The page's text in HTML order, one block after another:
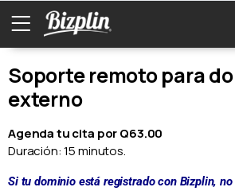
Soporte remoto para
externo
Agenda tu cita por Q63.00
Duración: 15 minutos.
Si tu dominio está registrado con Bizplin,